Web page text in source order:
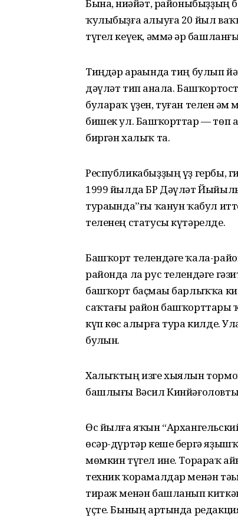
Бына, ниһәйәт, районыбыҙҙың
ҡулыбыҙға алыуға 20 йыл
түгел кеүек, әммә һәр
Тиңдәр араһында тиң булып
дәүләт тип һанала.
булараҡ үҙен, туған телен
бишек ул. Башҡорттар — төп
биргән халыҡ та.
Республикабыҙҙың үҙ гербы,
1999 йылда БР Дәүләт
тураһында”ғы ҡанун ҡабул
теленең статусы күтәрелде.
Башҡорт телендәге ҡала-
районда ла рус телендәге
башҡорт баҫмаһы барлыҡҡа
саҡтағы район башҡорттары
күп көс һалырға тура килде.
булһын.
Халыҡтың изге хыялын
башлығы Вәсил
Өс йылға яҡын
өсәр-дүртәр кеше бергә
мөмкин түгел ине. Торараҡ
техник ҡорамалдар менән
тираж менән башланып
үҫте. Бының артында